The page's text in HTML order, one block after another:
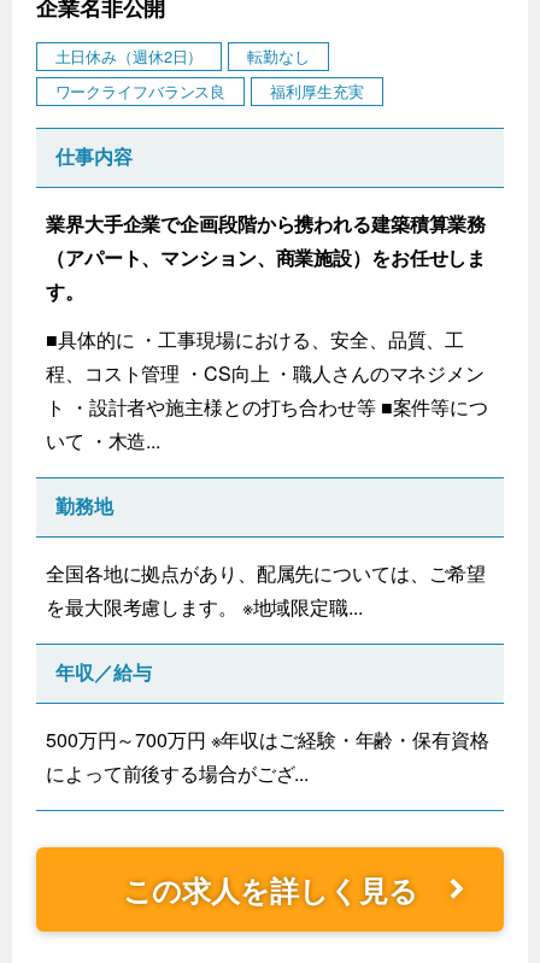
企業名非公開
土日休み（週休2日）
転勤なし
ワークライフバランス良
福利厚生充実
仕事内容
業界大手企業で企画段階から携われる建築積算業務
（アパート、マンション、商業施設）をお任せしま
す。
■具体的に ・工事現場における、安全、品質、工
程、コスト管理 ・CS向上 ・職人さんのマネジメン
ト ・設計者や施主様との打ち合わせ等 ■案件等につ
いて ・木造...
勤務地
全国各地に拠点があり、配属先については、ご希望
を最大限考慮します。 ※地域限定職...
年収／給与
500万円～700万円 ※年収はご経験・年齢・保有資格
によって前後する場合がござ...
この求人を詳しく見る